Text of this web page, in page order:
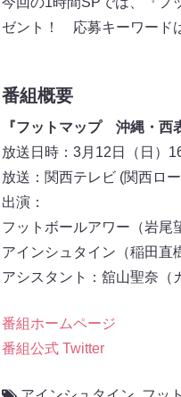
ゼント！ 応募キーワード
番組概要
『フットマップ 沖縄・西
放送日時：3月12日（日）
放送：関西テレビ (関西ロ
出演：
フットボールアワー（岩尾
アインシュタイン（稲田直
アシスタント：舘山聖奈（
番組ホームページ
番組公式 Twitter